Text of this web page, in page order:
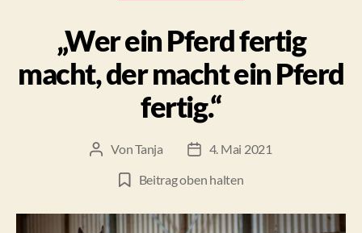
„Wer ein Pferd fertig
macht, der macht ein Pferd
fertig.“
Beitragsautor
VonTanja Beitragsdatum
4. Mai 2021
Beitrag oben halten